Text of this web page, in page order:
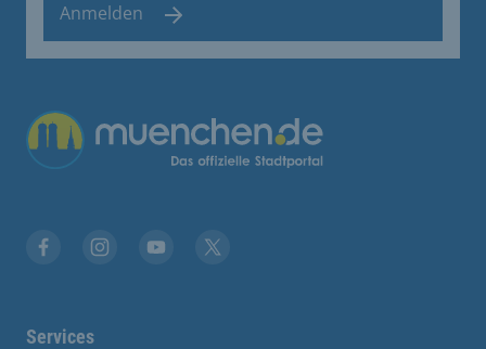
Anmelden
Übergreifende Links
Services